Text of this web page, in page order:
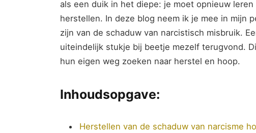
als een ‍duik⁣ in het ‌diepe: ⁢je moet opnieuw⁢
herstellen. In⁢ deze blog neem ik je‍ mee in mijn
zijn van de schaduw van narcistisch misbruik.
uiteindelijk⁣ stukje bij beetje mezelf terugvond.
hun ⁣eigen weg zoeken naar⁢ herstel en hoop.
Inhoudsopgave:
Herstellen van‌ de schaduw ⁣van narcisme